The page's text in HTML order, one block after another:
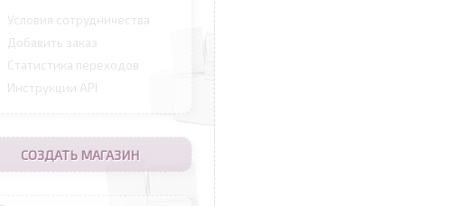
Условия сотрудничества
Добавить заказ
Статистика переходов
Инструкции API
СОЗДАТЬ МАГАЗИН